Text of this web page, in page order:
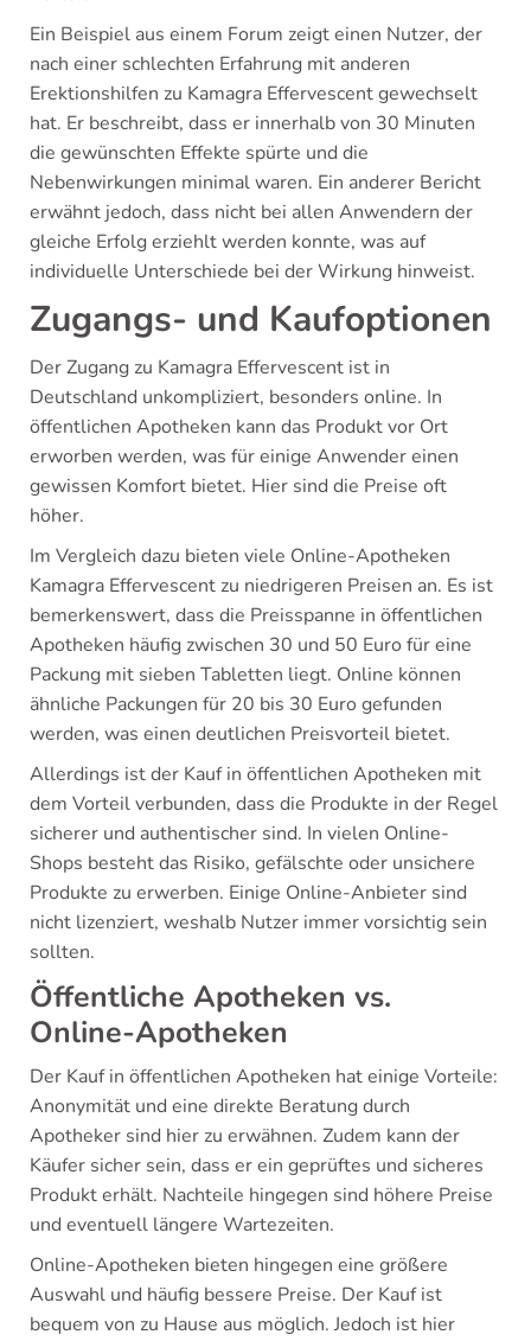
Ein Beispiel aus einem Forum zeigt einen Nutzer, der
nach einer schlechten Erfahrung mit anderen
Erektionshilfen zu Kamagra Effervescent gewechselt
hat. Er beschreibt, dass er innerhalb von 30 Minuten
die gewünschten Effekte spürte und die
Nebenwirkungen minimal waren. Ein anderer Bericht
erwähnt jedoch, dass nicht bei allen Anwendern der
gleiche Erfolg erziehlt werden konnte, was auf
individuelle Unterschiede bei der Wirkung hinweist.
Zugangs- und Kaufoptionen
Der Zugang zu Kamagra Effervescent ist in
Deutschland unkompliziert, besonders online. In
öffentlichen Apotheken kann das Produkt vor Ort
erworben werden, was für einige Anwender einen
gewissen Komfort bietet. Hier sind die Preise oft
höher.
Im Vergleich dazu bieten viele Online-Apotheken
Kamagra Effervescent zu niedrigeren Preisen an. Es ist
bemerkenswert, dass die Preisspanne in öffentlichen
Apotheken häufig zwischen 30 und 50 Euro für eine
Packung mit sieben Tabletten liegt. Online können
ähnliche Packungen für 20 bis 30 Euro gefunden
werden, was einen deutlichen Preisvorteil bietet.
Allerdings ist der Kauf in öffentlichen Apotheken mit
dem Vorteil verbunden, dass die Produkte in der Regel
sicherer und authentischer sind. In vielen Online-
Shops besteht das Risiko, gefälschte oder unsichere
Produkte zu erwerben. Einige Online-Anbieter sind
nicht lizenziert, weshalb Nutzer immer vorsichtig sein
sollten.
Öffentliche Apotheken vs.
Online-Apotheken
Der Kauf in öffentlichen Apotheken hat einige Vorteile:
Anonymität und eine direkte Beratung durch
Apotheker sind hier zu erwähnen. Zudem kann der
Käufer sicher sein, dass er ein geprüftes und sicheres
Produkt erhält. Nachteile hingegen sind höhere Preise
und eventuell längere Wartezeiten.
Online-Apotheken bieten hingegen eine größere
Auswahl und häufig bessere Preise. Der Kauf ist
bequem von zu Hause aus möglich. Jedoch ist hier